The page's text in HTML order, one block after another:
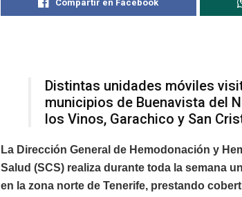
Compartir en Facebook
Distintas unidades móviles
municipios de Buenavista del
los Vinos, Garachico y San
La Dirección General de Hemodonación y
Salud (SCS) realiza durante toda la semana
en la zona norte de Tenerife, prestando